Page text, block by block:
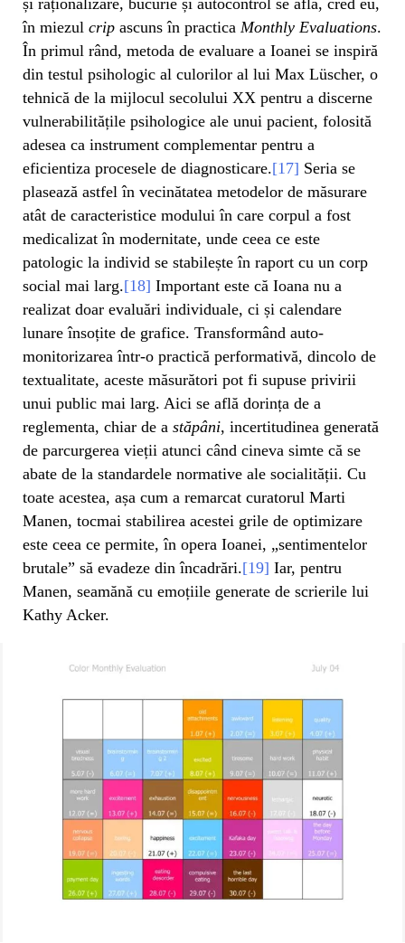
în miezul crip ascuns în practica Monthly Evaluations.
În primul rând, metoda de evaluare a Ioanei se inspiră
din testul psihologic al culorilor al lui Max Lüscher, o
tehnică de la mijlocul secolului XX pentru a discerne
vulnerabilitățile psihologice ale unui pacient, folosită
adesea ca instrument complementar pentru a
eficientiza procesele de diagnosticare.[17] Seria se
plasează astfel în vecinătatea metodelor de măsurare
atât de caracteristice modului în care corpul a fost
medicalizat în modernitate, unde ceea ce este
patologic la individ se stabilește în raport cu un corp
social mai larg.[18] Important este că Ioana nu a
realizat doar evaluări individuale, ci și calendare
lunare însoțite de grafice. Transformând auto-
monitorizarea într-o practică performativă, dincolo de
textualitate, aceste măsurători pot fi supuse privirii
unui public mai larg. Aici se află dorința de a
reglementa, chiar de a stăpâni, incertitudinea generată
de parcurgerea vieții atunci când cineva simte că se
abate de la standardele normative ale socialității. Cu
toate acestea, așa cum a remarcat curatorul Marti
Manen, tocmai stabilirea acestei grile de optimizare
este ceea ce permite, în opera Ioanei, „sentimentelor
brutale” să evadeze din încadrări.[19] Iar, pentru
Manen, seamănă cu emoțiile generate de scrierile lui
Kathy Acker.